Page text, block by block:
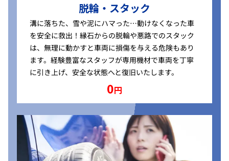
脱輪・スタック
溝に落ちた、雪や泥にハマった…動けなくなった車
を安全に救出！縁石からの脱輪や悪路でのスタック
は、無理に動かすと車両に損傷を与える危険もあり
ます。経験豊富なスタッフが専用機材で車両を丁寧
に引き上げ、安全な状態へと復旧いたします。
0円